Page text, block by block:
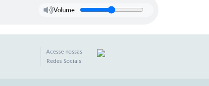
Volume
Acesse nossas
Redes Sociais